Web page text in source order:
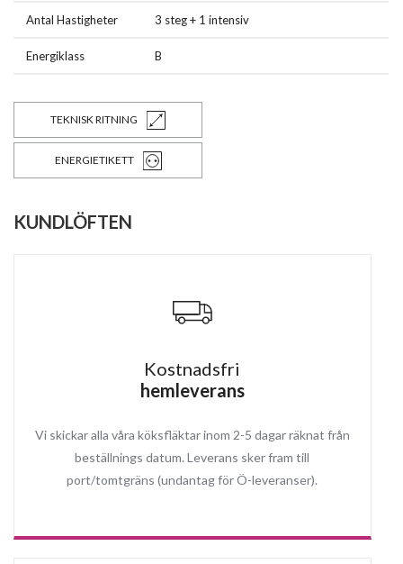
Antal Hastigheter 3 steg + 1 intensiv
Energiklass B
TEKNISK RITNING
ENERGIETIKETT
KUNDLÖFTEN
Kostnadsfri
hemleverans
Vi skickar alla våra köksfläktar inom 2-5 dagar räknat från
beställnings datum. Leverans sker fram till
port/tomtgräns (undantag för Ö-leveranser).